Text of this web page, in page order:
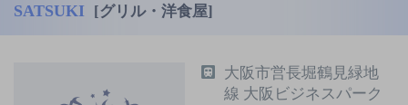
SATSUKI [グリル・洋食屋]
大阪市営長堀鶴見緑地
線 大阪ビジネスパーク